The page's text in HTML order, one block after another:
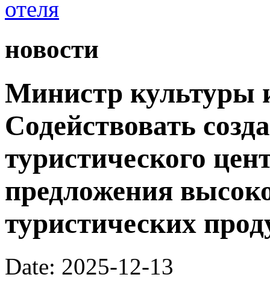
новости
Министр культуры
Содействовать
туристического
предложения
туристических
Date: 2025-12-13